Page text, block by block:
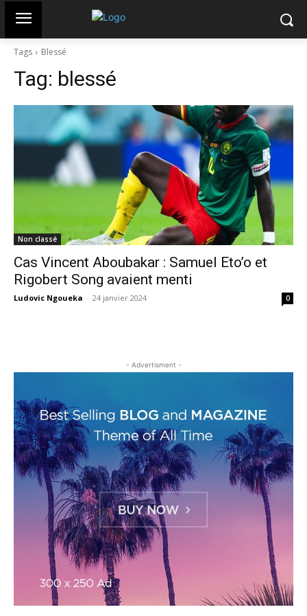
Tags Blessé
Tag: blessé
Non classé
Cas Vincent Aboubakar : Samuel Eto’o et
Rigobert Song avaient menti
Ludovic Ngoueka - 24 janvier 2024 0
- Advertisment -